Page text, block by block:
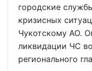
городские
кризисных
Чукотскому АО.
ликвидации ЧС
регионального